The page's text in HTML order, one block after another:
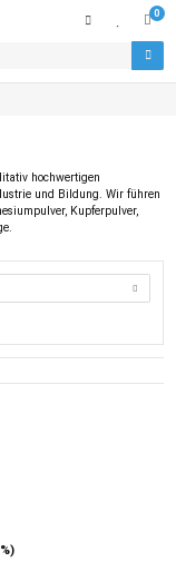
0
hochwertigen
und Bildung. Wir führen
Kupferpulver,